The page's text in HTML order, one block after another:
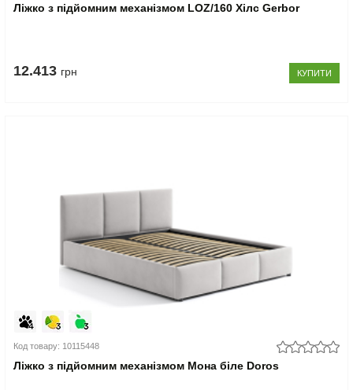
Ліжко з підйомним механізмом LOZ/160 Хілс Gerbor
12.413 грн КУПИТИ
Код товару: 10115448
Ліжко з підйомним механізмом Мона біле Doros